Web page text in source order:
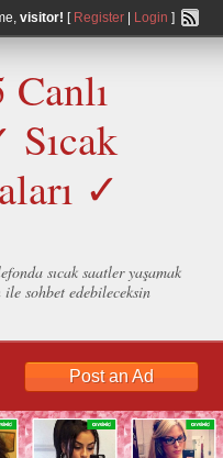
visitor! [ Register| Login ]
Sıcak
✓
sıcak saatler yaşamak
sohbet edebileceksin
Post an Ad